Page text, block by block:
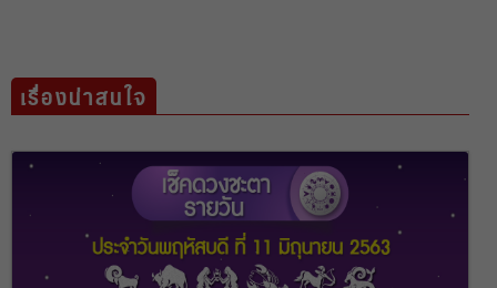
เรื่องน่าสนใจ